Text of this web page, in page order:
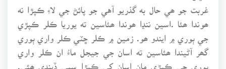
غربت جو ھي حال به گذريو آهي جو پائڻ جي لاءِ ڪپڙا نه
ھوندا ھئا .اسين ننڍا ھوندا ھئاسين ته يوريا ڪلر ڪپڙي
جي ٻوري ۾ ايندو ھو. زمين ۾ ڪلر ڇٽي ڪلر واري ٻوري
گھر آڻيندا ھئاسين ته اسان جي جيجل ماءُ ان ڪلر واري
ٻوري جي ڪپڙي مان اسان کي ڪپڙا سبي ڏيندي ھئي.